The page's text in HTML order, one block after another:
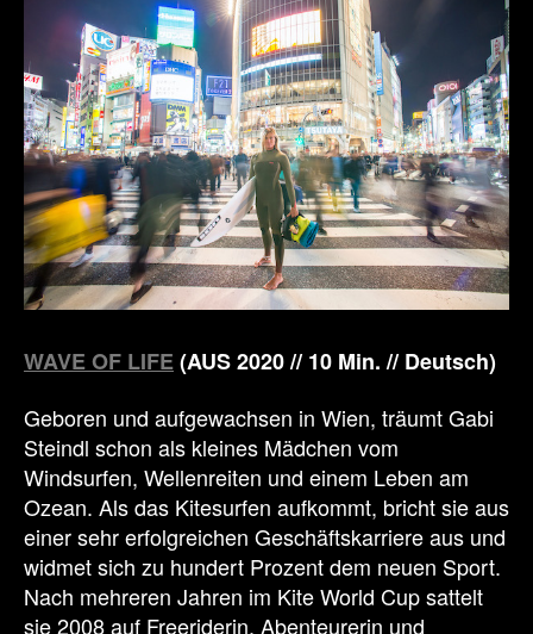
WAVE OF LIFE(AUS 2020 // 10 Min. // Deutsch)
Geboren und aufgewachsen in Wien, träumt Gabi
Steindl schon als kleines Mädchen vom
Windsurfen, Wellenreiten und einem Leben am
Ozean. Als das Kitesurfen aufkommt, bricht sie aus
einer sehr erfolgreichen Geschäftskarriere aus und
widmet sich zu hundert Prozent dem neuen Sport.
Nach mehreren Jahren im Kite World Cup sattelt
sie 2008 auf Freeriderin, Abenteurerin und